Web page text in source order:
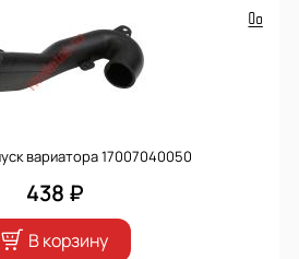
вариатора 17007040050
438 ₽
В корзину